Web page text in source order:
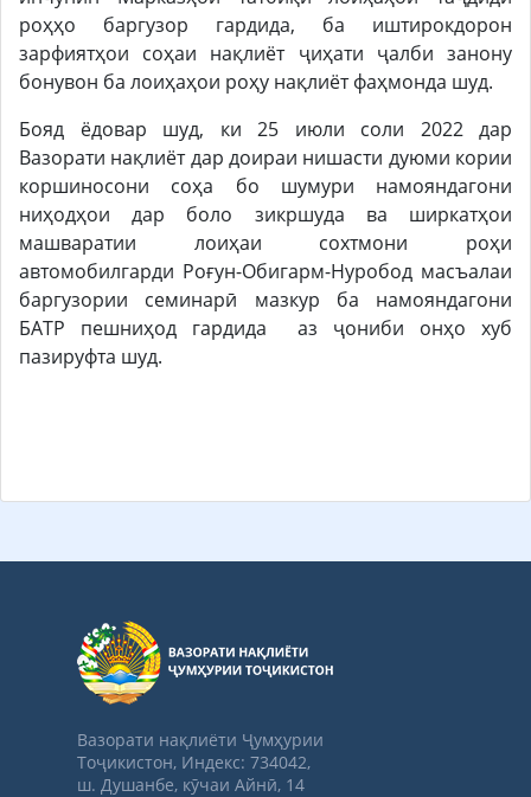
роҳҳо баргузор гардида, ба иштирокдорон
зарфиятҳои соҳаи нақлиёт ҷиҳати ҷалби занону
бонувон ба лоиҳаҳои роҳу нақлиёт фаҳмонда шуд.
Бояд ёдовар шуд, ки 25 июли соли 2022 дар
Вазорати нақлиёт дар доираи нишасти дуюми кории
коршиносони соҳа бо шумури намояндагони
ниҳодҳои дар боло зикршуда ва ширкатҳои
машваратии лоиҳаи сохтмони роҳи
автомобилгарди Роғун-Обигарм-Нуробод масъалаи
баргузории семинарӣ мазкур ба намояндагони
БАТР пешниҳод гардида аз ҷониби онҳо хуб
пазируфта шуд.
Вазорати нақлиёти Ҷумҳурии
Тоҷикистон, Индекс: 734042,
ш. Душанбе, кӯчаи Айнӣ, 14